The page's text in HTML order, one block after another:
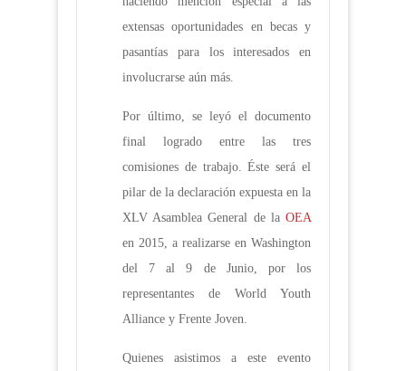
extensas oportunidades en becas y
pasantías para los interesados en
involucrarse aún más.
Por último, se leyó el documento
final logrado entre las tres
comisiones de trabajo. Éste será el
pilar de la declaración expuesta en la
XLV Asamblea General de la OEA
en 2015, a realizarse en Washington
del 7 al 9 de Junio, por los
representantes de World Youth
Alliance y Frente Joven.
Quienes asistimos a este evento